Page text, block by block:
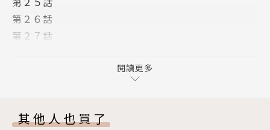
「為什麼會遇到這樣的麻煩？」
「為什麼會和那個女孩相遇？」
「為什麼會相信陰謀論？」
再次面對那些被蓋上『陰謀』標籤的疑問，
《地。—關於地球的運動—》、《一百公尺。》，魚
第２６話
第２７話
封底
閱讀更多
其他人也買了